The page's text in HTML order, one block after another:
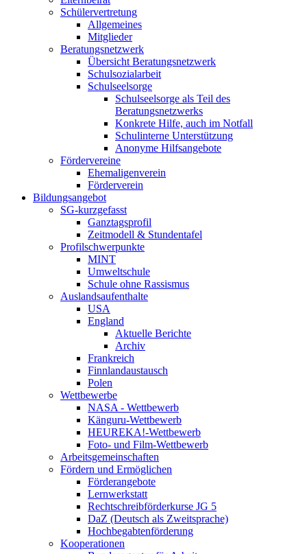
Schülervertretung
Allgemeines
Mitglieder
Beratungsnetzwerk
Übersicht Beratungsnetzwerk
Schulsozialarbeit
Schulseelsorge
Schulseelsorge als Teil des
Beratungsnetzwerks
Konkrete Hilfe, auch im Notfall
Schulinterne Unterstützung
Anonyme Hilfsangebote
Fördervereine
Ehemaligenverein
Förderverein
Bildungsangebot
SG-kurzgefasst
Ganztagsprofil
Zeitmodell & Stundentafel
Profilschwerpunkte
MINT
Umweltschule
Schule ohne Rassismus
Auslandsaufenthalte
USA
England
Aktuelle Berichte
Archiv
Frankreich
Finnlandaustausch
Polen
Wettbewerbe
NASA - Wettbewerb
Känguru-Wettbewerb
HEUREKA!-Wettbewerb
Foto- und Film-Wettbewerb
Arbeitsgemeinschaften
Fördern und Ermöglichen
Förderangebote
Lernwerkstatt
Rechtschreibförderkurse JG 5
DaZ (Deutsch als Zweitsprache)
Hochbegabtenförderung
Kooperationen